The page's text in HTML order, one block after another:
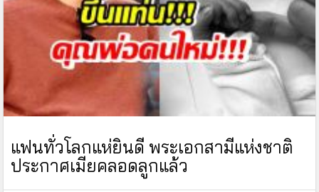
แฟนทั่วโลกแห่ยินดี พระเอกสามีแห่งชาติ
ประกาศเมียคลอดลูกแล้ว